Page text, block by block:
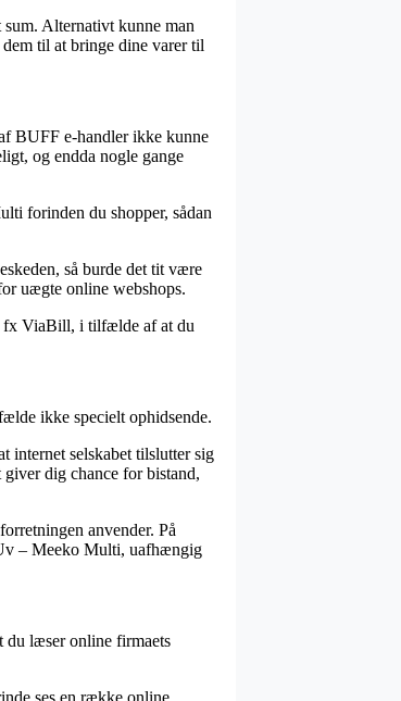
Alternativt kunne man
til at bringe dine varer til
BUFF e-handler ikke kunne
og endda nogle gange
forinden du shopper, sådan
så burde det tit være
uægte online webshops.
fx ViaBill, i tilfælde af at du
ikke specielt ophidsende.
internet selskabet tilslutter sig
dig chance for bistand,
anvender. På
– Meeko Multi, uafhængig
du læser online firmaets